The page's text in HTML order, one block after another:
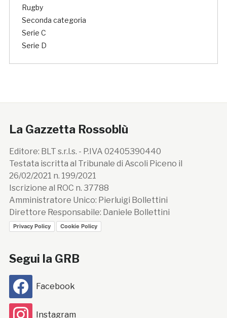
Rugby
Seconda categoria
Serie C
Serie D
La Gazzetta Rossoblù
Editore: BLT s.r.l.s. - P.IVA 02405390440
Testata iscritta al Tribunale di Ascoli Piceno il
26/02/2021 n. 199/2021
Iscrizione al ROC n. 37788
Amministratore Unico: Pierluigi Bollettini
Direttore Responsabile: Daniele Bollettini
Privacy Policy Cookie Policy
Segui la GRB
Facebook
Instagram